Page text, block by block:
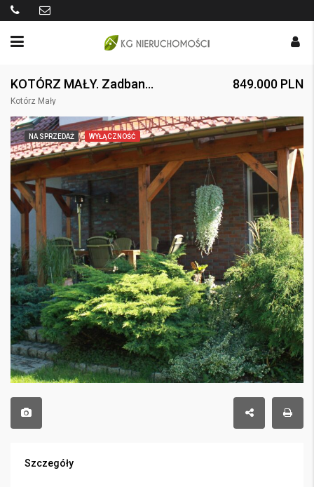
KOTÓRZ MAŁY. Zadbany dom wolnostojący. 3 systemy ogrzewania.
Kotórz Mały
849.000 PLN
NA SPRZEDAŻ WYŁĄCZNOŚĆ
Szczegóły